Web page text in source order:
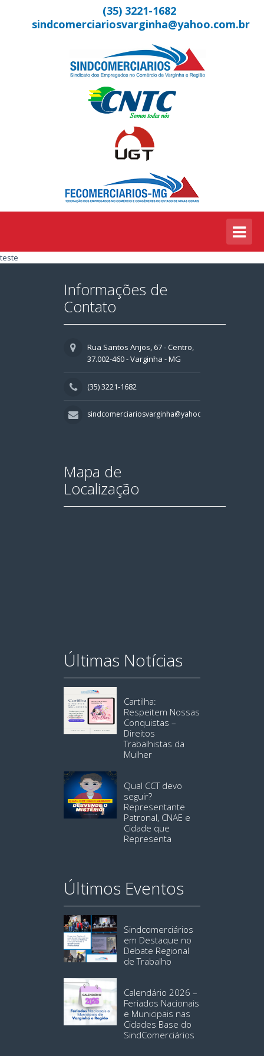
(35) 3221-1682
sindcomerciariosvarginha@yahoo.com.br
teste
Informações de
Contato
Rua Santos Anjos, 67 - Centro,
37.002-460 - Varginha - MG
(35) 3221-1682
sindcomerciariosvarginha@yahoo.com.br
Mapa de
Localização
Últimas Notícias
Cartilha:
Respeitem Nossas
Conquistas –
Direitos
Trabalhistas da
Mulher
Qual CCT devo
seguir?
Representante
Patronal, CNAE e
Cidade que
Representa
Últimos Eventos
Sindcomerciários
em Destaque no
Debate Regional
de Trabalho
Calendário 2026 –
Feriados Nacionais
e Municipais nas
Cidades Base do
SindComerciários